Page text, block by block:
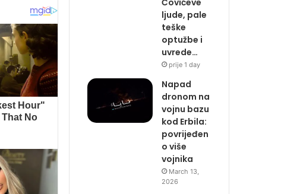
ljude, pale
teške
optužbe i
uvrede…
prije 1 day
Napad
dronom na
vojnu bazu
kod Erbila:
povrijeđen
o više
vojnika
March 13,
2026